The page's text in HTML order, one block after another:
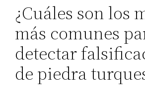
¿Cuáles son los
más comunes
detectar
de piedra